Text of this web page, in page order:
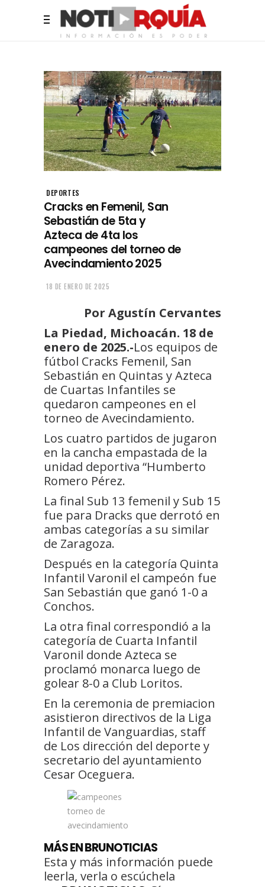
DEPORTES
Cracks en Femenil, San
Sebastián de 5ta y
Azteca de 4ta los
campeones del torneo de
Avecindamiento 2025
18 DE ENERO DE 2025
Por Agustín Cervantes
La Piedad, Michoacán. 18 de
enero de 2025.-Los equipos de
fútbol Cracks Femenil, San
Sebastián en Quintas y Azteca
de Cuartas Infantiles se
quedaron campeones en el
torneo de Avecindamiento.
Los cuatro partidos de jugaron
en la cancha empastada de la
unidad deportiva “Humberto
Romero Pérez.
La final Sub 13 femenil y Sub 15
fue para Dracks que derrotó en
ambas categorías a su similar
de Zaragoza.
Después en la categoría Quinta
Infantil Varonil el campeón fue
San Sebastián que ganó 1-0 a
Conchos.
La otra final correspondió a la
categoría de Cuarta Infantil
Varonil donde Azteca se
proclamó monarca luego de
golear 8-0 a Club Loritos.
En la ceremonia de premiacion
asistieron directivos de la Liga
Infantil de Vanguardias, staff
de Los dirección del deporte y
secretario del ayuntamiento
Cesar Oceguera.
MÁS EN BRUNOTICIAS
Esta y más información puede
leerla, verla o escúchela